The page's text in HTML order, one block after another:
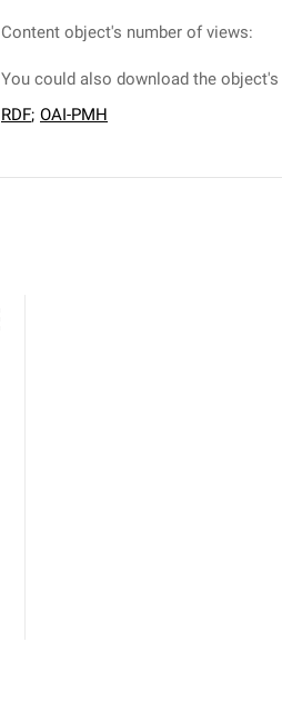
Content object's number of views:
You could also download the
RDF; OAI-PMH